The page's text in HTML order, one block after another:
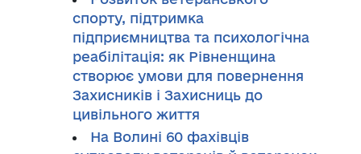
спорту, підтримка
підприємництва та психологічна
реабілітація: як Рівненщина
створює умови для повернення
Захисників і Захисниць до
цивільного життя
На Волині 60 фахівців